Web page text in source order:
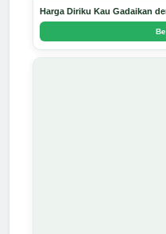
Harga Diriku Kau Gadaikan